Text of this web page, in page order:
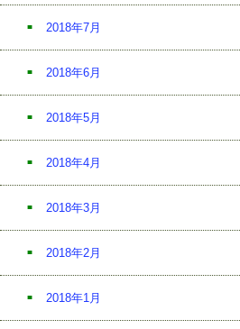
2018年7月
2018年6月
2018年5月
2018年4月
2018年3月
2018年2月
2018年1月